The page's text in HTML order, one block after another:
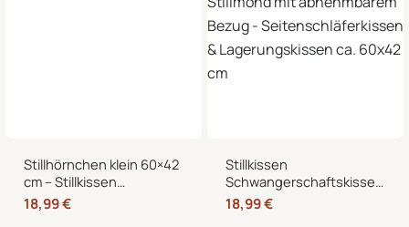
Stillhörnchen klein 60×42
cm – Stillkissen
Mondkissen mit
abnehmbarem Bezug für
18,99€
Stillkissen
Schwangerschaftskissen
Stillmond mit
abnehmbarem Bezug –
18,99€